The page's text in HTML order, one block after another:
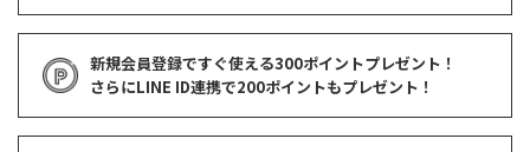
新規会員登録ですぐ使える300ポイントプレゼント！
さらにLINE ID連携で200ポイントもプレゼント！